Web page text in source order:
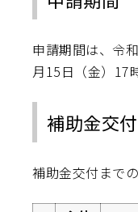
申請期間は、令
月15日（金）17
補助金交
補助金交付まで